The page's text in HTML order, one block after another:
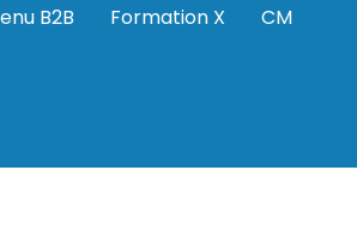
B2B Formation X
CM
media-